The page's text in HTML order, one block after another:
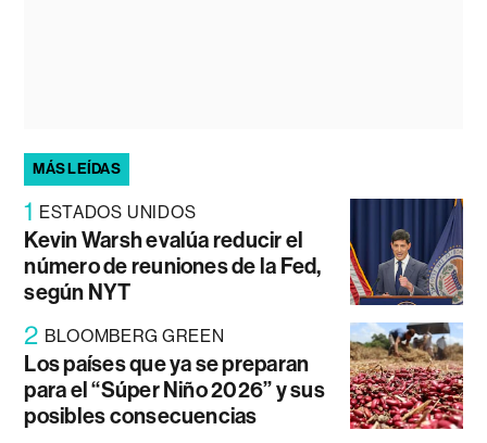
MÁS LEÍDAS
1 ESTADOS UNIDOS
Kevin Warsh evalúa reducir el
número de reuniones de la Fed,
según NYT
2 BLOOMBERG GREEN
Los países que ya se preparan
para el “Súper Niño 2026” y sus
posibles consecuencias